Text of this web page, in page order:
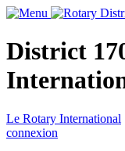
District
Le Rotary International
connexion